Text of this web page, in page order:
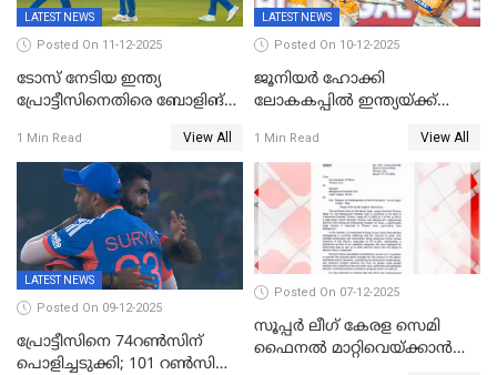
LATEST NEWS
Posted On 11-12-2025
ടോസ് നേടിയ ഇന്ത്യ
പ്രോട്ടീസിനെതിരെ ബോളിങ്
1 Min Read View All
LATEST NEWS
Posted On 10-12-2025
ജൂനിയര്‍ ഹോക്കി
ലോകകപ്പിൽ ഇന്ത്യയ്ക്ക്
1 Min Read View All
LATEST NEWS
Posted On 09-12-2025
പ്രോട്ടീസിനെ 74റൺസിന്‌
പൊളിച്ചടുക്കി; 101 റൺസിന്റെ
Posted On 07-12-2025
സൂപ്പർ ലീഗ് കേരള സെമി
ഫൈനൽ മാറ്റിവെയ്ക്കാൻ